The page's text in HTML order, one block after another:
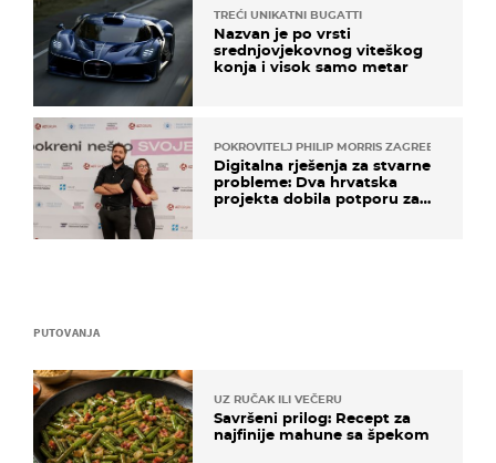
PUTOVANJA
UZ RUČAK ILI VEČERU
Savršeni prilog: Recept za
najfinije mahune sa špekom
TREĆI UNIKATNI BUGATTI
Nazvan je po vrsti
srednjovjekovnog viteškog
konja i visok samo metar
POKROVITELJ PHILIP MORRIS ZAGREB
Digitalna rješenja za stvarne
probleme: Dva hrvatska
projekta dobila potporu za